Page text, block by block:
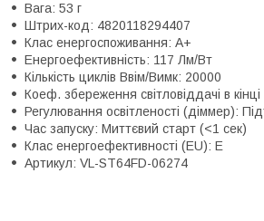
Вага: 53 г
Штрих-код: 4820118294407
Клас енергоспоживання: А+
Енергоефективність: 117 Лм/Вт
Кількість циклів Ввім/Вимк: 20000
Коеф. збереження світловіддачі в
Регулювання освітленості (діммер):
Час запуску: Миттєвий старт (<1 сек)
Клас енергоефективності (EU): E
Артикул: VL-ST64FD-06274